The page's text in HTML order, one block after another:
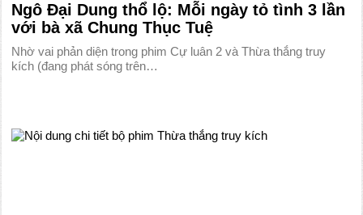
Ngô Đại Dung thổ lộ: Mỗi ngày tỏ tình 3 lần
với bà xã Chung Thục Tuệ
Nhờ vai phản diện trong phim Cự luân 2 và Thừa thắng truy
kích (đang phát sóng trên…